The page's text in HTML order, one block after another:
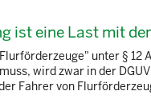
ist eine Last mit
unter § 12
wird zwar in der
Fahrer von